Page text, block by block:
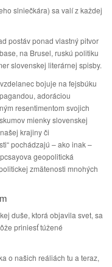
slniečkára) sa valí z každej
postáv ponad vlastný pitvor
na Brusel, ruskú politiku
slovenskej literárnej spisby.
bojuje na fejsbúku
adoráciou
resentimentom svojich
mienky slovenskej
krajiny či
pochádzajú – ako inak –
geopolitická
zmätenosti mnohých
duše, ktorá objavila svet, sa
priniesť túžené
o našich reáliách tu a teraz,